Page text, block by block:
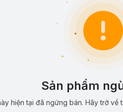
Sản phẩm
hiện tại đã ngừng bán. Hãy trở về